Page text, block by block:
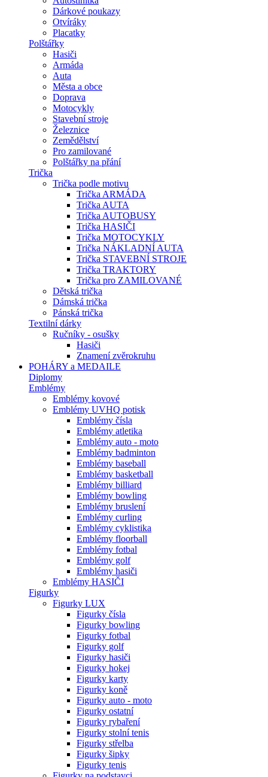
Dárkové poukazy
Otvíráky
Placatky
Polštářky
Hasiči
Armáda
Auta
Města a obce
Doprava
Motocykly
Stavební stroje
Železnice
Zemědělství
Pro zamilované
Polštářky na přání
Trička
Trička podle motivu
Trička ARMÁDA
Trička AUTA
Trička AUTOBUSY
Trička HASIČI
Trička MOTOCYKLY
Trička NÁKLADNÍ AUTA
Trička STAVEBNÍ STROJE
Trička TRAKTORY
Trička pro ZAMILOVANÉ
Dětská trička
Dámská trička
Pánská trička
Textilní dárky
Ručníky - osušky
Hasiči
Znamení zvěrokruhu
POHÁRY a MEDAILE
Diplomy
Emblémy
Emblémy kovové
Emblémy UVHQ potisk
Emblémy čísla
Emblémy atletika
Emblémy auto - moto
Emblémy badminton
Emblémy baseball
Emblémy basketball
Emblémy billiard
Emblémy bowling
Emblémy bruslení
Emblémy curling
Emblémy cyklistika
Emblémy floorball
Emblémy fotbal
Emblémy golf
Emblémy hasiči
Emblémy HASIČI
Figurky
Figurky LUX
Figurky čísla
Figurky bowling
Figurky fotbal
Figurky golf
Figurky hasiči
Figurky hokej
Figurky karty
Figurky koně
Figurky auto - moto
Figurky ostatní
Figurky rybaření
Figurky stolní tenis
Figurky střelba
Figurky šipky
Figurky tenis